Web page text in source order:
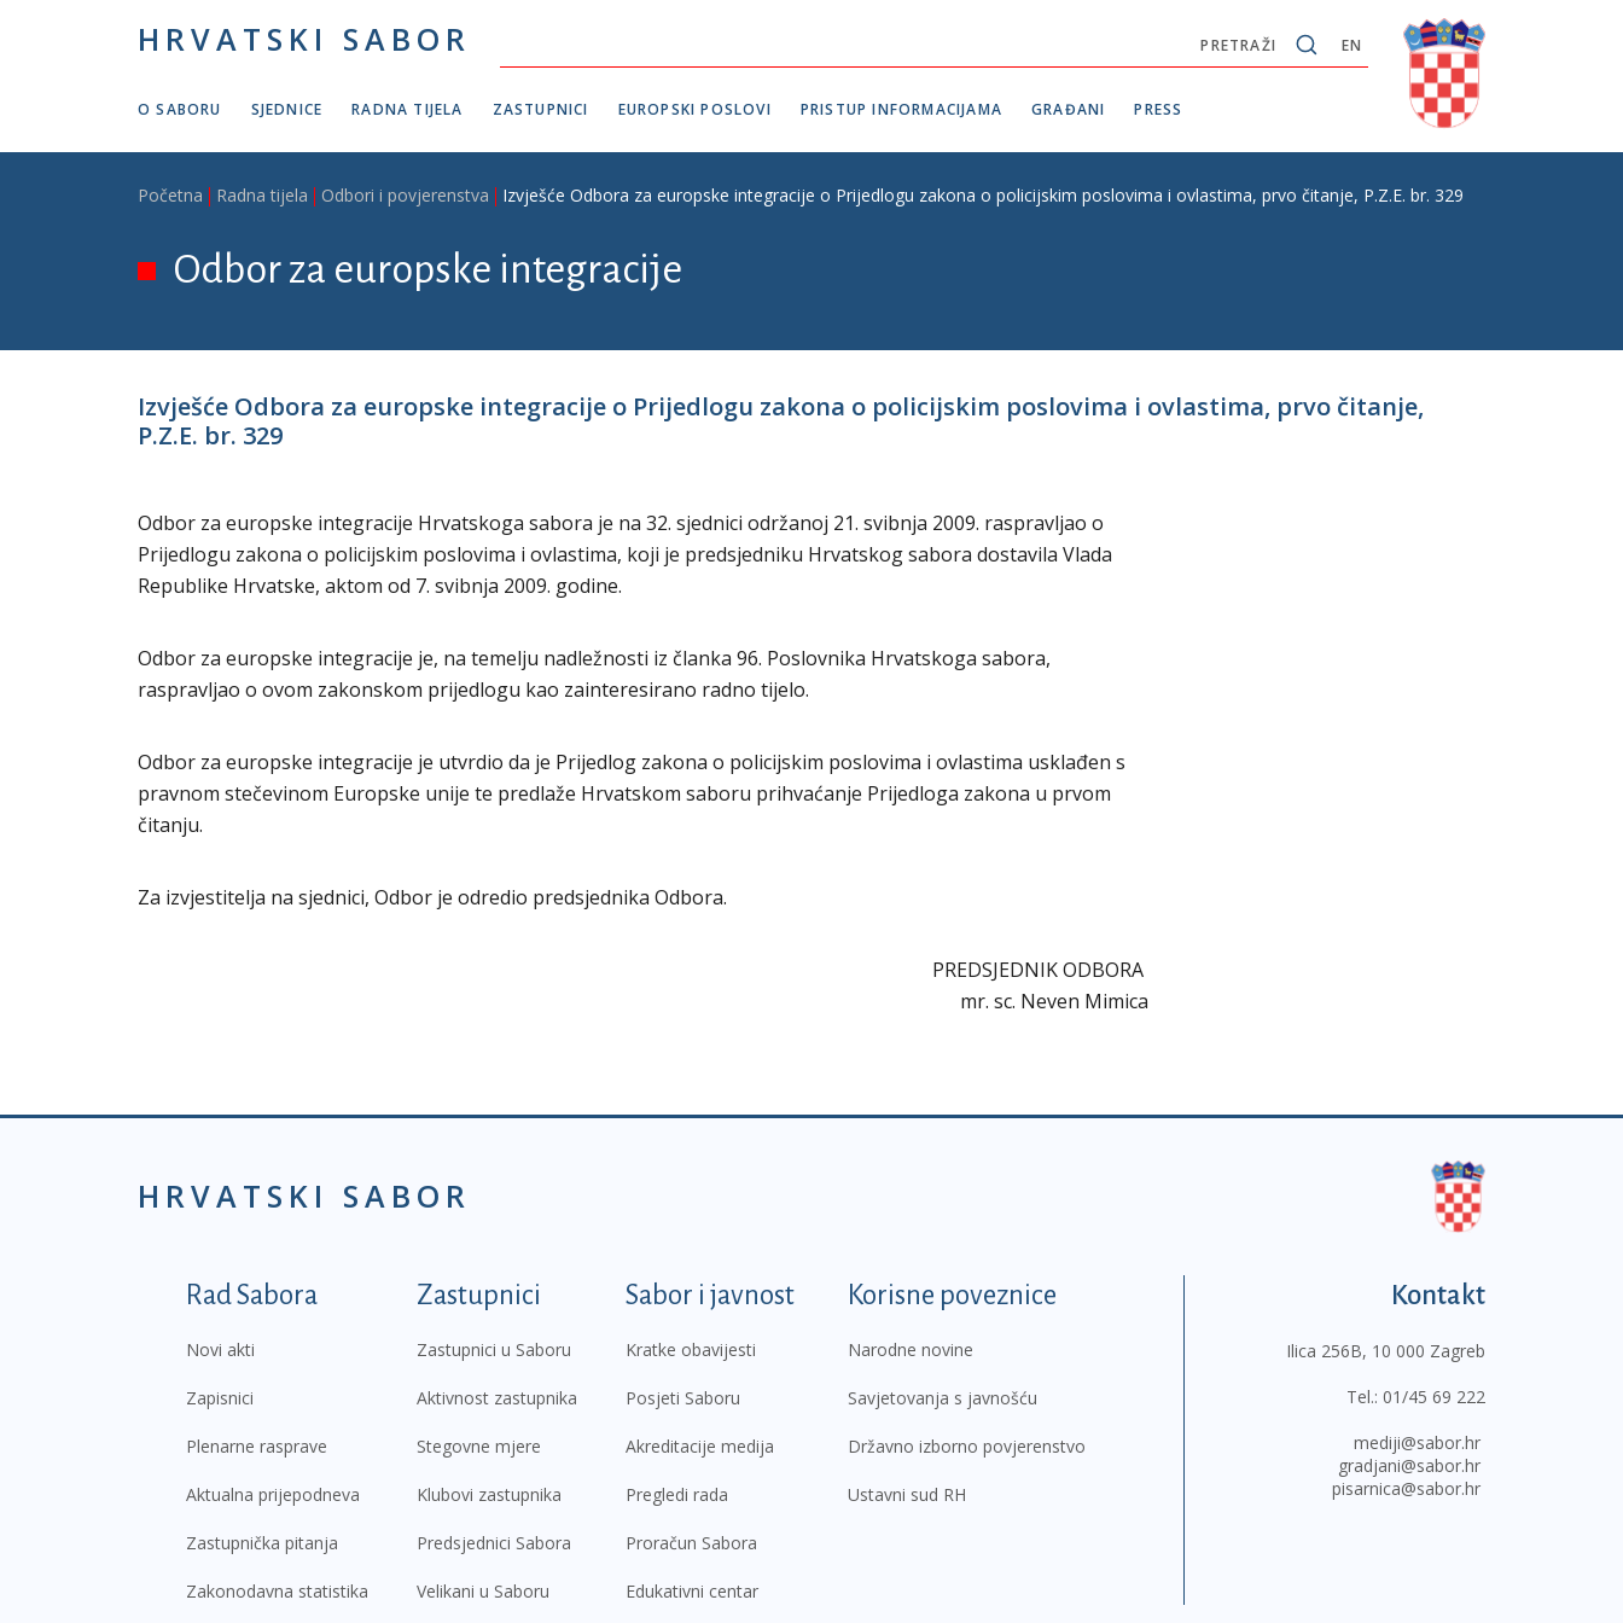
HRVATSKI SABOR EN
PRETRAŽI
O SABORU SJEDNICE RADNA TIJELA ZASTUPNICI EUROPSKI POSLOVI PRISTUP INFORMACIJAMA GRAĐANI PRESS
Breadcrumb
Početna Radna tijela Odbori i povjerenstva Izvješće Odbora za europske integracije o Prijedlogu zakona o policijskim poslovima i ovlastima, prvo čitanje, P.Z.E. br. 329
Odbor za europske integracije
Izvješće Odbora za europske integracije o Prijedlogu zakona o policijskim poslovima i ovlastima, prvo čitanje,
P.Z.E. br. 329
Odbor za europske integracije Hrvatskoga sabora je na 32. sjednici održanoj 21. svibnja 2009. raspravljao o
Prijedlogu zakona o policijskim poslovima i ovlastima, koji je predsjedniku Hrvatskog sabora dostavila Vlada
Republike Hrvatske, aktom od 7. svibnja 2009. godine.
Odbor za europske integracije je, na temelju nadležnosti iz članka 96. Poslovnika Hrvatskoga sabora,
raspravljao o ovom zakonskom prijedlogu kao zainteresirano radno tijelo.
Odbor za europske integracije je utvrdio da je Prijedlog zakona o policijskim poslovima i ovlastima usklađen s
pravnom stečevinom Europske unije te predlaže Hrvatskom saboru prihvaćanje Prijedloga zakona u prvom
čitanju.
Za izvjestitelja na sjednici, Odbor je odredio predsjednika Odbora.
PREDSJEDNIK ODBORA
mr. sc. Neven Mimica
HRVATSKI SABOR
Podnožje prvi izbornik
Rad Sabora
Novi akti
Zapisnici
Plenarne rasprave
Aktualna prijepodneva
Zastupnička pitanja
Zakonodavna statistika
Zastupnici
Zastupnici u Saboru
Aktivnost zastupnika
Stegovne mjere
Klubovi zastupnika
Predsjednici Sabora
Velikani u Saboru
Sabor i javnost
Kratke obavijesti
Posjeti Saboru
Akreditacije medija
Pregledi rada
Proračun Sabora
Edukativni centar
Korisne poveznice
Narodne novine
Savjetovanja s javnošću
Državno izborno povjerenstvo
Ustavni sud RH
Kontakt
Ilica 256B, 10 000 Zagreb
Tel.: 01/45 69 222
mediji@sabor.hr
gradjani@sabor.hr
pisarnica@sabor.hr